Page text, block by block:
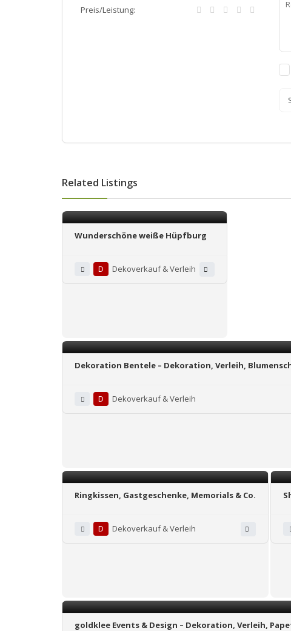
Preis/Leistung:
Related Listings
Wunderschöne weiße Hüpfburg
D Dekoverkauf & Verleih
Dekoration Bentele – Dekoration, Verleih,
D Dekoverkauf & Verleih
Ringkissen, Gastgeschenke, Memorials & Co.
D Dekoverkauf & Verleih
goldklee Events & Design – Dekoration, Verleih,